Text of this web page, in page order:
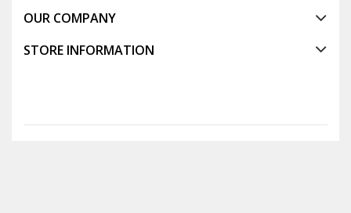
OUR COMPANY
STORE INFORMATION